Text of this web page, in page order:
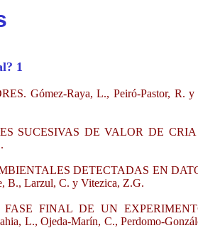
1
Gómez-Raya, L., Peiró-Pastor, R. y
SUCESIVAS DE VALOR DE
DETECTADAS EN
B., Larzul, C. y Vitezica, Z.G.
FINAL DE UN
L., Ojeda-Marín, C., Perdomo-